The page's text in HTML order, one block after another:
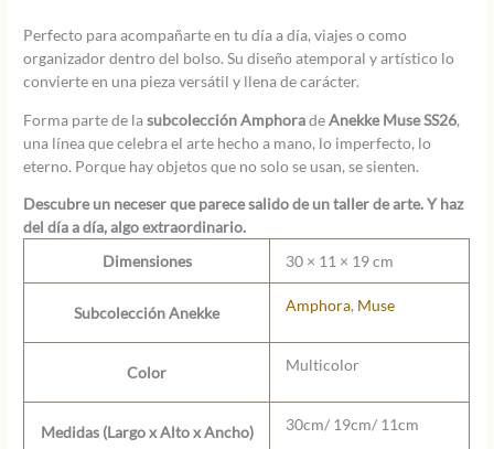
Perfecto para acompañarte en tu día a día, viajes o como
organizador dentro del bolso. Su diseño atemporal y artístico lo
convierte en una pieza versátil y llena de carácter.
Forma parte de lasubcolección AmphoradeAnekke Muse SS26,
una línea que celebra el arte hecho a mano, lo imperfecto, lo
eterno. Porque hay objetos que no solo se usan, se sienten.
Descubre un neceser que parece salido de un taller de arte. Y haz
del día a día, algo extraordinario.
Dimensiones
30 × 11 × 19 cm
Subcolección Anekke Amphora, Muse
Color Multicolor
Medidas (Largo x Alto x Ancho) 30cm/ 19cm/ 11cm